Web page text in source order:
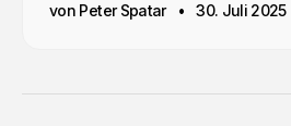
von Peter Spatar 30. Juli 2025